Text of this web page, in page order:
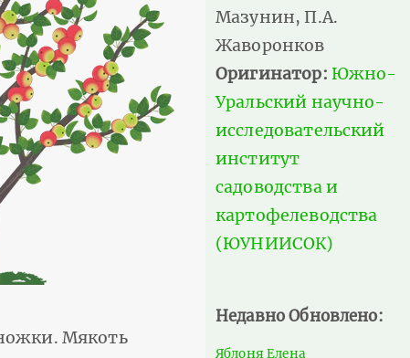
Мякоть
Мазунин, П.А.
Жаворонков
Оригинатор: Южно-
Уральский научно-
исследовательский
институт
садоводства и
картофелеводства
(ЮУНИИСОК)
Недавно Обновлено:
Яблоня Елена